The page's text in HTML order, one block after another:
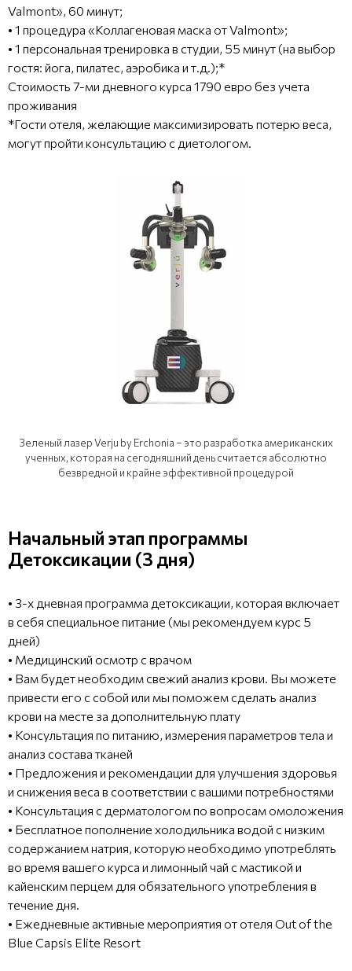
Valmont», 60 минут;
• 1 процедура «Коллагеновая маска от Valmont»;
• 1 персональная тренировка в студии, 55 минут (на выбор
гостя: йога, пилатес, аэробика и т.д.);*
Стоимость 7-ми дневного курса 1790 евро без учета
проживания
*Гости отеля, желающие максимизировать потерю веса,
могут пройти консультацию с диетологом.
Зеленый лазер Verju by Erchonia – это разработка американских
ученных, которая на сегодняшний день считается абсолютно
безвредной и крайне эффективной процедурой
Начальный этап программы
Детоксикации (3 дня)
• 3-х дневная программа детоксикации, которая включает
в себя специальное питание (мы рекомендуем курс 5
дней)
• Медицинский осмотр с врачом
• Вам будет необходим свежий анализ крови. Вы можете
привести его с собой или мы поможем сделать анализ
крови на месте за дополнительную плату
• Консультация по питанию, измерения параметров тела и
анализ состава тканей
• Предложения и рекомендации для улучшения здоровья
и снижения веса в соответствии с вашими потребностями
• Консультация с дерматологом по вопросам омоложения
• Бесплатное пополнение холодильника водой с низким
содержанием натрия, которую необходимо употреблять
во время вашего курса и лимонный чай с мастикой и
кайенским перцем для обязательного употребления в
течение дня.
• Ежедневные активные мероприятия от отеля Out of the
Blue Capsis Elite Resort